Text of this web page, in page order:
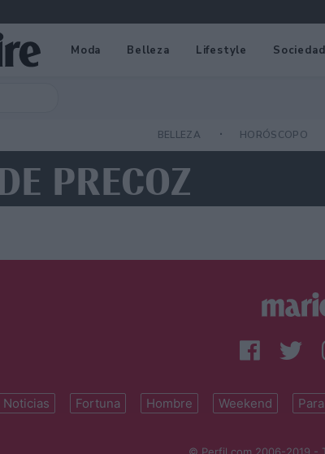
Moda Belleza Lifestyle Sociedad
BELLEZA HORÓSCOPO
PRECOZ
Noticias Fortuna Hombre Weekend